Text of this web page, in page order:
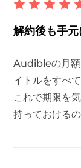
解約後も手
Audibleの月額
イトルをすべ
これで期限を
持っておける